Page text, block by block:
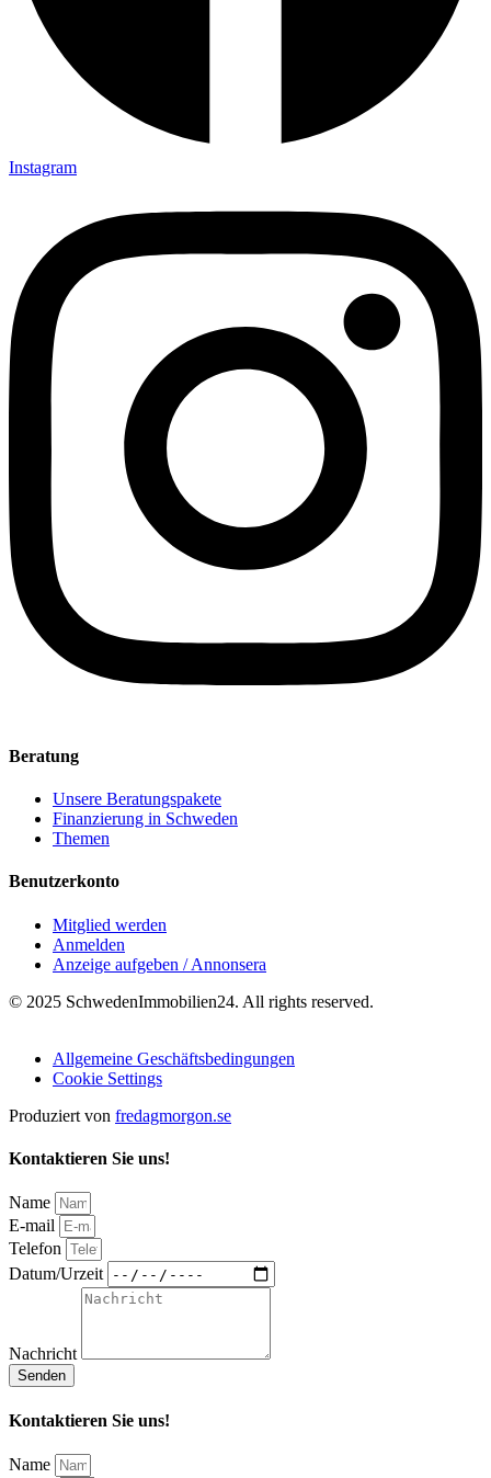
Instagram
Beratung
Unsere Beratungspakete
Finanzierung in Schweden
Themen
Benutzerkonto
Mitglied werden
Anmelden
Anzeige aufgeben / Annonsera
© 2025 SchwedenImmobilien24. All rights reserved.
Allgemeine Geschäftsbedingungen
Cookie Settings
Produziert von fredagmorgon.se
Kontaktieren Sie uns!
Name
E-mail
Telefon
Datum/Urzeit
Nachricht
Senden
Kontaktieren Sie uns!
Name